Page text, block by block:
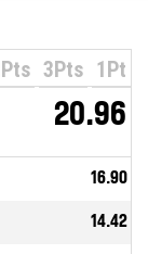
3Pts 1Pt
20.96
16.90
14.42